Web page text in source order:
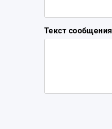
Текст сообщения